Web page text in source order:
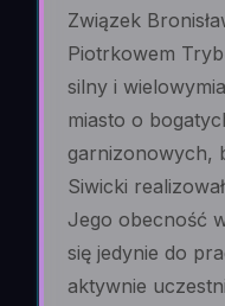
Związek
Piotrkowem
silny i
miasto o
garnizonowych,
Siwicki
Jego obecność
się jedynie do
aktywnie